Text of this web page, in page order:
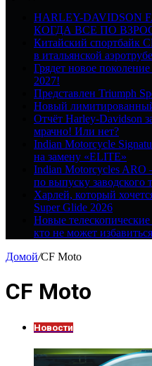
HARLEY-DAVIDSON
КОГДА ВСЕ ПО
Китайский спортбайк
в итальянской аэротрубе
Грядет новое
2027!
Представлен Triumph
Новый
Отчёт Harley-Davidson
мрачно! Или нет?
Indian Motorcycle
на замену «ELITE»
Indian Motorcycles ARO
по выпуску заводского
Харлей, который
Super Glide 2026
Новые
кто не может
Домой/CF Moto
CF Moto
Новости